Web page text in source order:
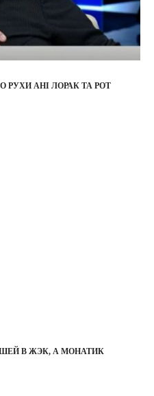
РУХИ АНІ ЛОРАК ТА РОТ
В ЖЭК, А МОНАТИК